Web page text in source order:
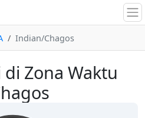
Indian/Chagos
Zona Waktu